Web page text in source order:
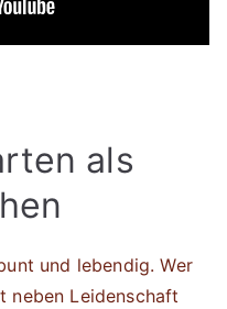
als
und lebendig. Wer
neben Leidenschaft